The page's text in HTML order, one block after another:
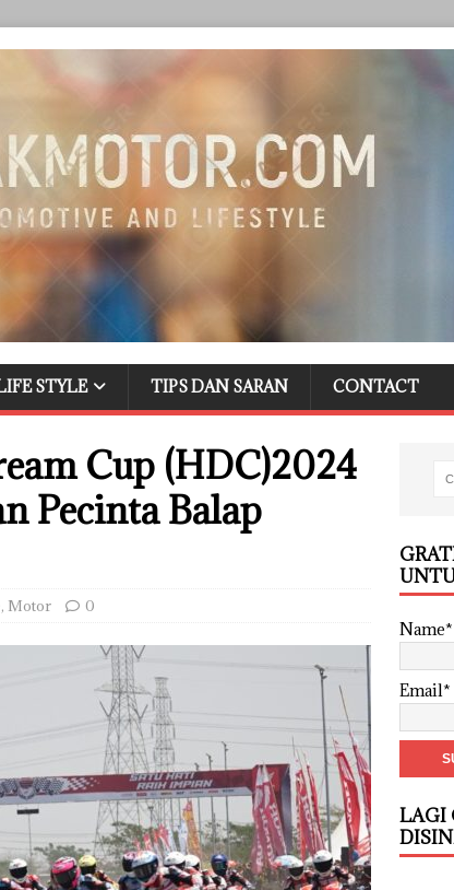
STYLE TIPS DAN SARAN CONTACT
Cup (HDC)2024
Pecinta Balap
, Motor 0
Name*
Email*
LAGI